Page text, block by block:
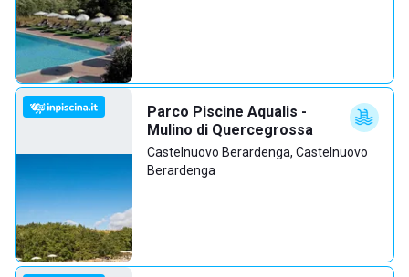
Parco Piscine Aqualis -
Mulino di Quercegrossa
Castelnuovo Berardenga, Castelnuovo
Berardenga